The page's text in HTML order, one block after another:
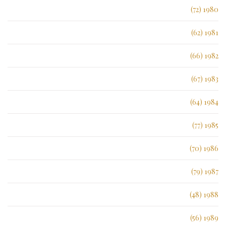
1980 (72)
1981 (62)
1982 (66)
1983 (67)
1984 (64)
1985 (77)
1986 (70)
1987 (79)
1988 (48)
1989 (56)